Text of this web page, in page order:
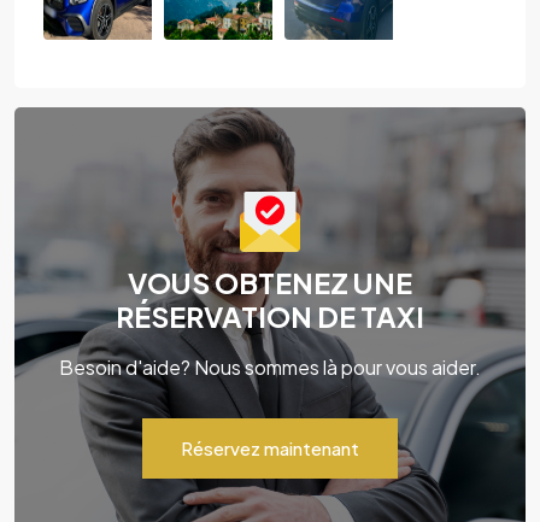
VOUS OBTENEZ UNE
RÉSERVATION DE TAXI
Besoin d'aide? Nous sommes là pour vous aider.
Réservez maintenant